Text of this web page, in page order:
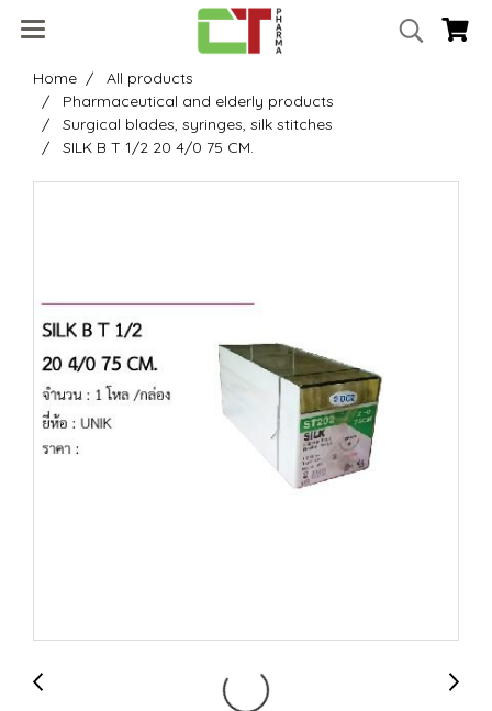
Home
All products
Pharmaceutical and elderly products
Surgical blades, syringes, silk stitches
SILK B T 1/2 20 4/0 75 CM.